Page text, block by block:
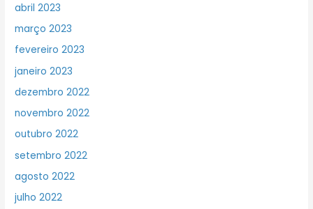
abril 2023
março 2023
fevereiro 2023
janeiro 2023
dezembro 2022
novembro 2022
outubro 2022
setembro 2022
agosto 2022
julho 2022